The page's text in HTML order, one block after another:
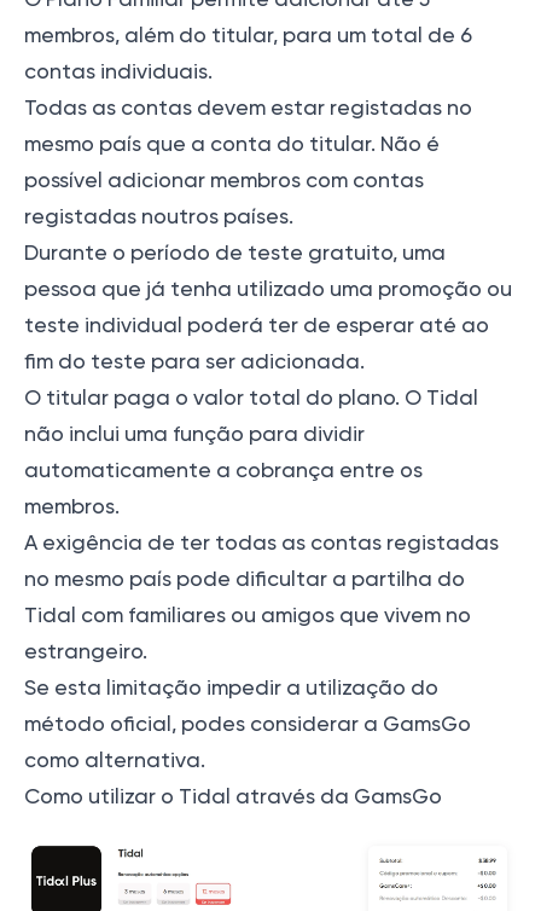
membros, além do titular, para um total de 6
contas individuais.
Todas as contas devem estar registadas no
mesmo país que a conta do titular. Não é
possível adicionar membros com contas
registadas noutros países.
Durante o período de teste gratuito, uma
pessoa que já tenha utilizado uma promoção ou
teste individual poderá ter de esperar até ao
fim do teste para ser adicionada.
O titular paga o valor total do plano. O Tidal
não inclui uma função para dividir
automaticamente a cobrança entre os
membros.
A exigência de ter todas as contas registadas
no mesmo país pode dificultar a partilha do
Tidal com familiares ou amigos que vivem no
estrangeiro.
Se esta limitação impedir a utilização do
método oficial, podes considerar a GamsGo
como alternativa.
Como utilizar o Tidal através da GamsGo